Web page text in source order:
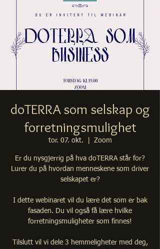
doTERRA som selskap og
forretningsmulighet
tor. 07. okt. Zoom
Er du nysgjerrig på hva doTERRA står for?
Lurer du på hvordan menneskene som driver
selskapet er?
I dette webinaret vil du lære det som er bak
fasaden. Du vil også få lære hvilke
forretningsmuligheter som finnes!
Tilslutt vil vi dele 3 hemmeligheter med deg,